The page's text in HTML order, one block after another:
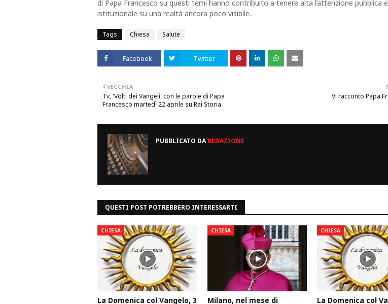
di Papa Francesco su questi temi hanno contribuito a tenere alta l’attenzione pubblica e
istituzionale su una realtà ancora poco visibile.
Tags Chiesa Salute
Facebook Twitter
Vi racconto Papa
VECCHIA
Tv, 'Volti dei Vangeli' con le parole di Papa
Francesco martedì 22 aprile su Rai Storia
PUBBLICATO DAREDAZIONE
QUESTI POST POTREBBERO INTERESSARTI
CHIESA
La Domenica col Vangelo, 3
CHIESA
Milano, nel mese di
CHIESA
La Domenica col